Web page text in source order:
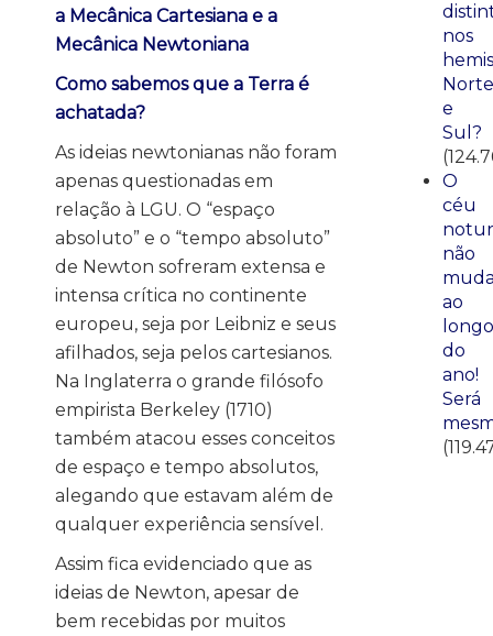
a Mecânica Cartesiana e a
Mecânica Newtoniana
Como sabemos que a Terra é
achatada?
As ideias newtonianas não foram
apenas questionadas em
relação à LGU. O “espaço
absoluto” e o “tempo absoluto”
de Newton sofreram extensa e
intensa crítica no continente
europeu, seja por Leibniz e seus
afilhados, seja pelos cartesianos.
Na Inglaterra o grande filósofo
empirista Berkeley (1710)
também atacou esses conceitos
de espaço e tempo absolutos,
alegando que estavam além de
qualquer experiência sensível.
Assim fica evidenciado que as
ideias de Newton, apesar de
bem recebidas por muitos
nos
Norte
e
Sul?
O
céu
não
ao
longo
do
ano!
Será